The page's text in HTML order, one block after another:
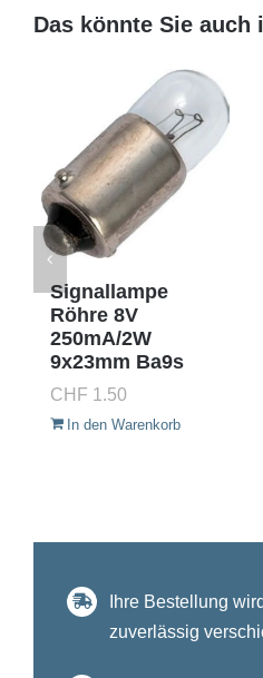
Das könnte Sie auch
Signallampe
Röhre 8V
250mA/2W
9x23mm Ba9s
CHF 1.50
In den Warenkorb
Ihre Bestellung
zuverlässig